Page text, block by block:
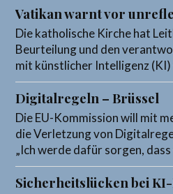
Vatikan warnt vor
Die katholische Kirche hat
Beurteilung und den
mit künstlicher Intelligenz
Digitalregeln – Brüssel
Die EU-Kommission will mit
die Verletzung von
„Ich werde dafür sorgen,
Sicherheitslücken bei